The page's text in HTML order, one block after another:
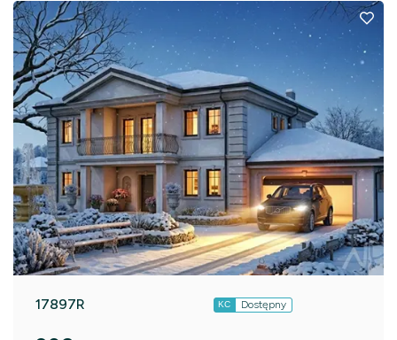
17897R KC Dostępny